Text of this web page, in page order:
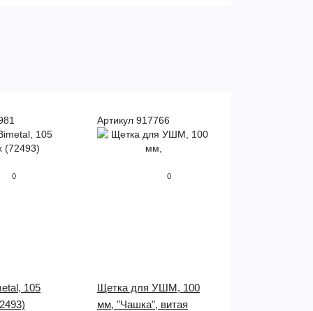
0
105
Артикул 917766
0
Щетка для УШМ, 100
мм, "Чашка", витая